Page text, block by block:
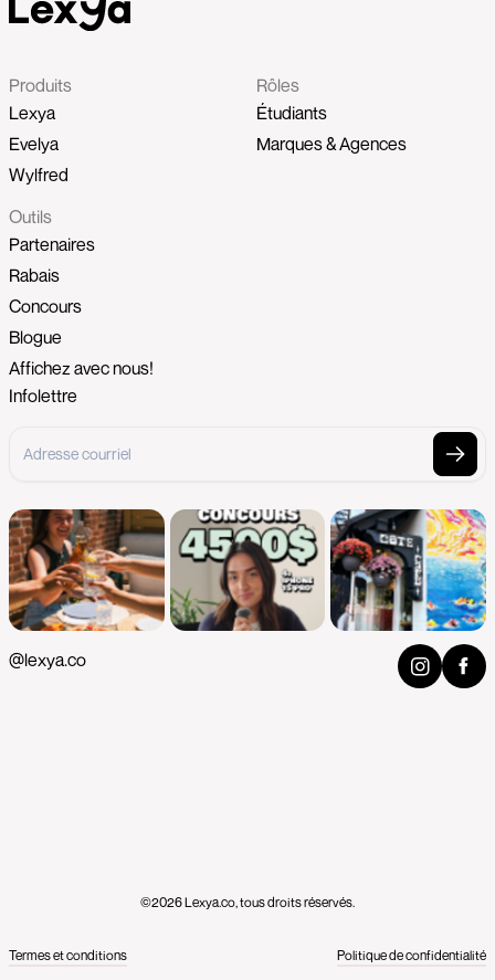
@lexya.co
Produits
Lexya
Evelya
Wylfred
Rôles
Étudiants
Marques & Agences
Outils
Partenaires
Rabais
Concours
Blogue
Affichez avec nous!
Infolettre
©2026 Lexya.co, tous droits réservés.
Termes et conditions Politique de confidentialité